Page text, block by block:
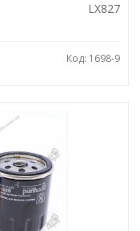
LX827
Код: 1698-9